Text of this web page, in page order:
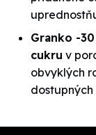
Granko -
cukru v
obvyklých
dostupných